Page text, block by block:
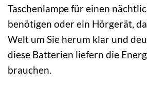
Taschenlampe für einen
benötigen oder ein Hörgerät,
Welt um Sie herum klar und
diese Batterien liefern die
brauchen.